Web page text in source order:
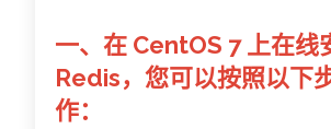
一、在 CentOS 7 上在线
Redis，您可以按照以下
作：